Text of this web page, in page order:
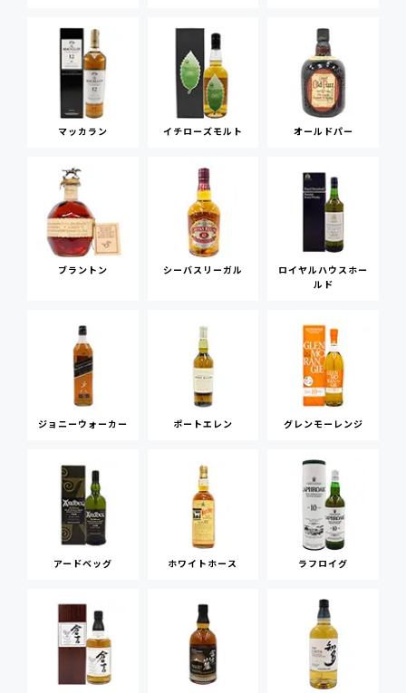
マッカラン イチローズモルト オールドパー
ブラントン シーバスリーガル
ロイヤルハウスホー
ルド
ジョニーウォーカー ポートエレン グレンモーレンジ
アードベッグ ホワイトホース ラフロイグ